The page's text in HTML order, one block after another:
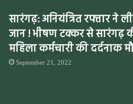
सारंगढ़: अनियंत्रित रफ्तार ने
जान ! भीषण टक्कर से सारंगढ़
महिला कर्मचारी की दर्दनाक
September 21, 2022